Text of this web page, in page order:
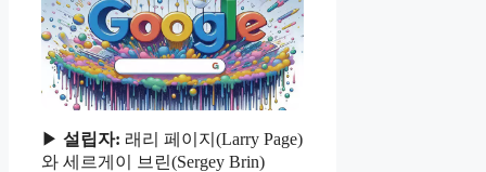
▶ 설립자: 래리 페이지(Larry Page)
와 세르게이 브린(Sergey Brin)